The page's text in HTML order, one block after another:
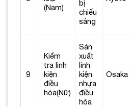
(Nam)
bị
chiếu
sáng
9
Kiểm
tra linh
kiện
điều
hòa(Nữ)
Sản
xuất
linh
kiện
nhựa
điều
hòa
Osaka